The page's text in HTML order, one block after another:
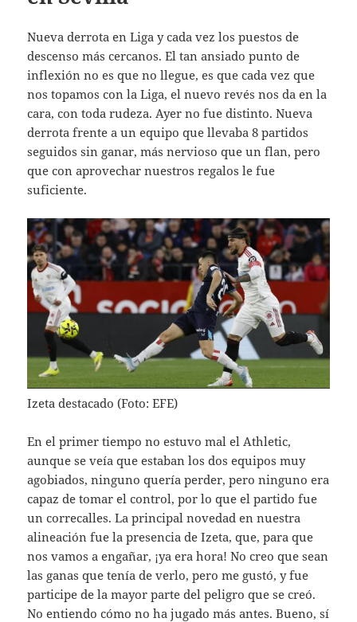
Nueva derrota en Liga y cada vez los puestos de
descenso más cercanos. El tan ansiado punto de
inflexión no es que no llegue, es que cada vez que
nos topamos con la Liga, el nuevo revés nos da en la
cara, con toda rudeza. Ayer no fue distinto. Nueva
derrota frente a un equipo que llevaba 8 partidos
seguidos sin ganar, más nervioso que un flan, pero
que con aprovechar nuestros regalos le fue
suficiente.
Izeta destacado (Foto: EFE)
En el primer tiempo no estuvo mal el Athletic,
aunque se veía que estaban los dos equipos muy
agobiados, ninguno quería perder, pero ninguno era
capaz de tomar el control, por lo que el partido fue
un correcalles. La principal novedad en nuestra
alineación fue la presencia de Izeta, que, para que
nos vamos a engañar, ¡ya era hora! No creo que sean
las ganas que tenía de verlo, pero me gustó, y fue
participe de la mayor parte del peligro que se creó.
No entiendo cómo no ha jugado más antes. Bueno, sí